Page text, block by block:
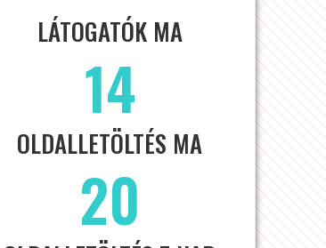
LÁTOGATÓK MA
14
OLDALLETÖLTÉS MA
20